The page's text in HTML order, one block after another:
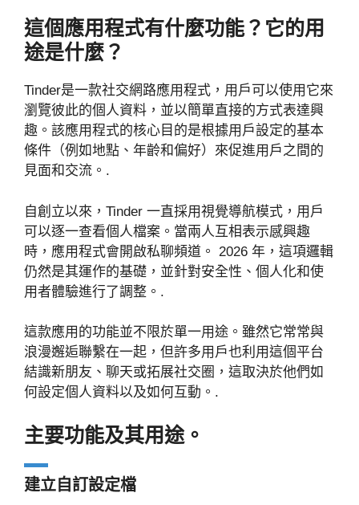
這個應用程式有什麼功能？它的用
途是什麼？
Tinder是一款社交網路應用程式，用戶可以使用它來
瀏覽彼此的個人資料，並以簡單直接的方式表達興
趣。該應用程式的核心目的是根據用戶設定的基本
條件（例如地點、年齡和偏好）來促進用戶之間的
見面和交流。.
自創立以來，Tinder 一直採用視覺導航模式，用戶
可以逐一查看個人檔案。當兩人互相表示感興趣
時，應用程式會開啟私聊頻道。 2026 年，這項邏輯
仍然是其運作的基礎，並針對安全性、個人化和使
用者體驗進行了調整。.
這款應用的功能並不限於單一用途。雖然它常常與
浪漫邂逅聯繫在一起，但許多用戶也利用這個平台
結識新朋友、聊天或拓展社交圈，這取決於他們如
何設定個人資料以及如何互動。.
主要功能及其用途。
建立自訂設定檔